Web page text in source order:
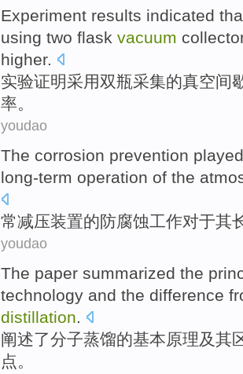
Experiment results indicated
using two flask vacuum
higher.
实验证明采用双瓶采集的真空间
率。
youdao
The corrosion prevention
long-term operation of the
常减压装置的防腐蚀工作对于其
youdao
The paper summarized the
technology and the difference
distillation.
阐述了分子蒸馏的基本原理及其
点。